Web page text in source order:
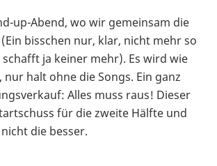
up-Abend, wo wir gemeinsam die
bisschen nur, klar, nicht mehr so
ja keiner mehr). Es wird wie
nur halt ohne die Songs. Ein ganz
Alles muss raus! Dieser
für die zweite Hälfte und
die besser.